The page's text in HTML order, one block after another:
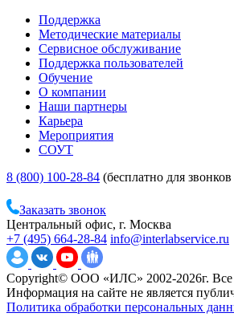
Поддержка
Методические материалы
Сервисное обслуживание
Поддержка пользователей
Обучение
О компании
Наши партнеры
Карьера
Мероприятия
СОУТ
8 (800) 100-28-84 (бесплатно для
Заказать звонок
Центральный офис, г. Москва
+7 (495) 664-28-84 info@interlabservice.ru
Copyright© ООО «ИЛС» 2002-2026г.
Информация на сайте не является
Политика обработки персональных